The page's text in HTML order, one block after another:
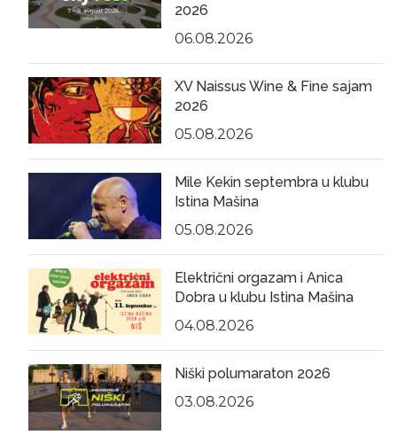
2026
06.08.2026
XV Naissus Wine & Fine sajam
2026
05.08.2026
Mile Kekin septembra u klubu
Istina Mašina
05.08.2026
Električni orgazam i Anica
Dobra u klubu Istina Mašina
04.08.2026
Niški polumaraton 2026
03.08.2026